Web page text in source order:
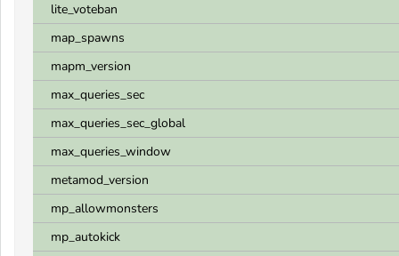
lite_voteban
map_spawns
mapm_version
max_queries_sec
max_queries_sec_global
max_queries_window
metamod_version
mp_allowmonsters
mp_autokick